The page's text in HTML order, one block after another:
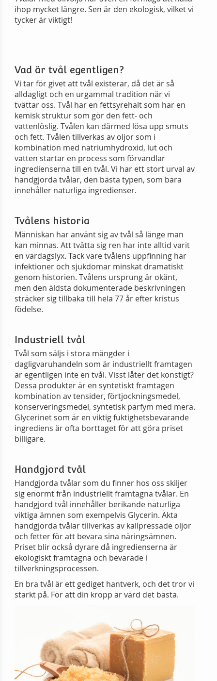
ihop mycket längre. Sen är den ekologisk, vilket vi
tycker är viktigt!
Vad är tvål egentligen?
Vi tar för givet att tvål existerar, då det är så
alldagligt och en urgammal tradition när vi
tvättar oss. Tvål har en fettsyrehalt som har en
kemisk struktur som gör den fett- och
vattenlöslig. Tvålen kan därmed lösa upp smuts
och fett. Tvålen tillverkas av oljor som i
kombination med natriumhydroxid, lut och
vatten startar en process som förvandlar
ingredienserna till en tvål. Vi har ett stort urval av
handgjorda tvålar, den bästa typen, som bara
innehåller naturliga ingredienser.
Tvålens historia
Människan har använt sig av tvål så länge man
kan minnas. Att tvätta sig ren har inte alltid varit
en vardagslyx. Tack vare tvålens uppfinning har
infektioner och sjukdomar minskat dramatiskt
genom historien. Tvålens ursprung är okänt,
men den äldsta dokumenterade beskrivningen
sträcker sig tillbaka till hela 77 år efter kristus
födelse.
Industriell tvål
Tvål som säljs i stora mängder i
dagligvaruhandeln som är industriellt framtagen
är egentligen inte en tvål. Visst låter det konstigt?
Dessa produkter är en syntetiskt framtagen
kombination av tensider, förtjockningsmedel,
konserveringsmedel, syntetisk parfym med mera.
Glycerinet som är en viktig fuktighetsbevarande
ingrediens är ofta borttaget för att göra priset
billigare.
Handgjord tvål
Handgjorda tvålar som du finner hos oss skiljer
sig enormt från industriellt framtagna tvålar. En
handgjord tvål innehåller berikande naturliga
viktiga ämnen som exempelvis Glycerin. Äkta
handgjorda tvålar tillverkas av kallpressade oljor
och fetter för att bevara sina näringsämnen.
Priset blir också dyrare då ingredienserna är
ekologiskt framtagna och bevarade i
tillverkningsprocessen.
En bra tvål är ett gediget hantverk, och det tror vi
starkt på. För att din kropp är värd det bästa.